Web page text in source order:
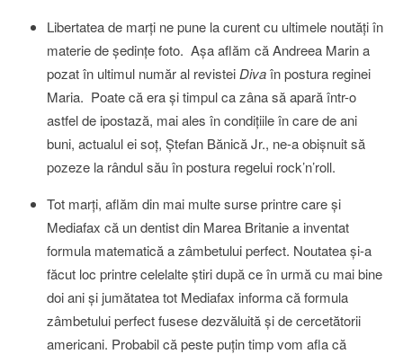
Libertatea de marţi ne pune la curent cu ultimele noutăţi în
materie de şedinţe foto. Aşa aflăm că Andreea Marin a
pozat în ultimul număr al revistei Divaîn postura reginei
Maria. Poate că era şi timpul ca zâna să apară într-o
astfel de ipostază, mai ales în condiţiile în care de ani
buni, actualul ei soţ, Ştefan Bănică Jr., ne-a obişnuit să
pozeze la rândul său în postura regelui rock’n’roll.
Tot marţi, aflăm din mai multe surse printre care şi
Mediafax că un dentist din Marea Britanie a inventat
formula matematică a zâmbetului perfect. Noutatea şi-a
făcut loc printre celelalte ştiri după ce în urmă cu mai bine
doi ani şi jumătatea tot Mediafax informa că formula
zâmbetului perfect fusese dezvăluită şi de cercetătorii
americani. Probabil că peste puţin timp vom afla că